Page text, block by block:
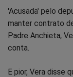
'Acusada' pelo
manter contrato
Padre Anchieta,
conta.
E pior, Vera disse